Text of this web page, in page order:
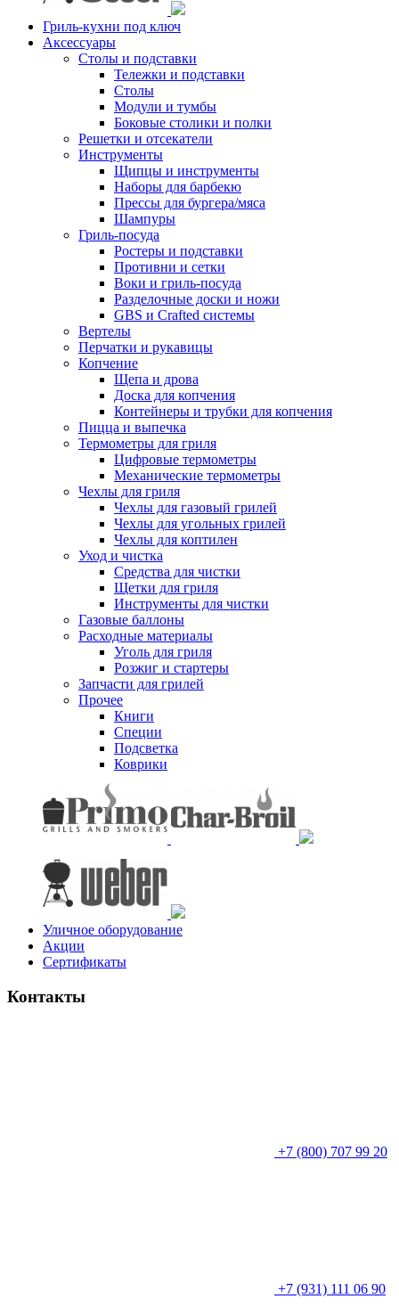
Гриль-кухни под ключ
Аксессуары
Столы и подставки
Тележки и подставки
Столы
Модули и тумбы
Боковые столики и полки
Решетки и отсекатели
Инструменты
Щипцы и инструменты
Наборы для барбекю
Прессы для бургера/мяса
Шампуры
Гриль-посуда
Ростеры и подставки
Противни и сетки
Воки и гриль-посуда
Разделочные доски и ножи
GBS и Crafted системы
Вертелы
Перчатки и рукавицы
Копчение
Щепа и дрова
Доска для копчения
Контейнеры и трубки для копчения
Пицца и выпечка
Термометры для гриля
Цифровые термометры
Механические термометры
Чехлы для гриля
Чехлы для газовый грилей
Чехлы для угольных грилей
Чехлы для коптилен
Уход и чистка
Средства для чистки
Щетки для гриля
Инструменты для чистки
Газовые баллоны
Расходные материалы
Уголь для гриля
Розжиг и стартеры
Запчасти для грилей
Прочее
Книги
Специи
Подсветка
Коврики
Уличное оборудование
Акции
Сертификаты
Контакты
+7 (800) 707 99 20
+7 (931) 111 06 90